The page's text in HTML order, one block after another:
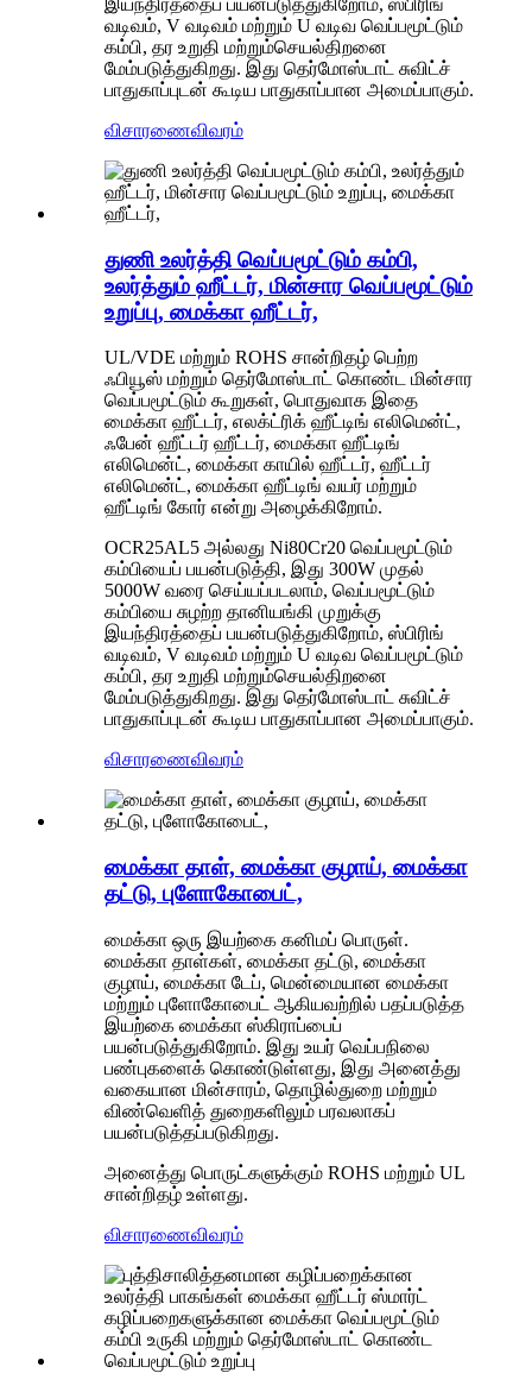
இயந்திரத்தைப் பயன்படுத்துகிறோம், ஸ்பிரிங்
வடிவம், V வடிவம் மற்றும் U வடிவ வெப்பமூட்டும்
கம்பி, தர உறுதி மற்றும்செயல்திறனை
மேம்படுத்துகிறது. இது தெர்மோஸ்டாட் சுவிட்ச்
பாதுகாப்புடன் கூடிய பாதுகாப்பான அமைப்பாகும்.
விசாரணைவிவரம்
துணி உலர்த்தி வெப்பமூட்டும் கம்பி,
உலர்த்தும் ஹீட்டர், மின்சார வெப்பமூட்டும்
உறுப்பு, மைக்கா ஹீட்டர்,
UL/VDE மற்றும் ROHS சான்றிதழ் பெற்ற
ஃபியூஸ் மற்றும் தெர்மோஸ்டாட் கொண்ட மின்சார
வெப்பமூட்டும் கூறுகள், பொதுவாக இதை
மைக்கா ஹீட்டர், எலக்ட்ரிக் ஹீட்டிங் எலிமென்ட்,
ஃபேன் ஹீட்டர் ஹீட்டர், மைக்கா ஹீட்டிங்
எலிமென்ட், மைக்கா காயில் ஹீட்டர், ஹீட்டர்
எலிமென்ட், மைக்கா ஹீட்டிங் வயர் மற்றும்
ஹீட்டிங் கோர் என்று அழைக்கிறோம்.
OCR25AL5 அல்லது Ni80Cr20 வெப்பமூட்டும்
கம்பியைப் பயன்படுத்தி, இது 300W முதல்
5000W வரை செய்யப்படலாம், வெப்பமூட்டும்
கம்பியை சுழற்ற தானியங்கி முறுக்கு
இயந்திரத்தைப் பயன்படுத்துகிறோம், ஸ்பிரிங்
வடிவம், V வடிவம் மற்றும் U வடிவ வெப்பமூட்டும்
கம்பி, தர உறுதி மற்றும்செயல்திறனை
மேம்படுத்துகிறது. இது தெர்மோஸ்டாட் சுவிட்ச்
பாதுகாப்புடன் கூடிய பாதுகாப்பான அமைப்பாகும்.
விசாரணைவிவரம்
மைக்கா தாள், மைக்கா குழாய், மைக்கா
தட்டு, புளோகோபைட்,
மைக்கா ஒரு இயற்கை கனிமப் பொருள்.
மைக்கா தாள்கள், மைக்கா தட்டு, மைக்கா
குழாய், மைக்கா டேப், மென்மையான மைக்கா
மற்றும் புளோகோபைட் ஆகியவற்றில் பதப்படுத்த
இயற்கை மைக்கா ஸ்கிராப்பைப்
பயன்படுத்துகிறோம். இது உயர் வெப்பநிலை
பண்புகளைக் கொண்டுள்ளது, இது அனைத்து
வகையான மின்சாரம், தொழில்துறை மற்றும்
விண்வெளித் துறைகளிலும் பரவலாகப்
பயன்படுத்தப்படுகிறது.
அனைத்து பொருட்களுக்கும் ROHS மற்றும் UL
சான்றிதழ் உள்ளது.
விசாரணைவிவரம்